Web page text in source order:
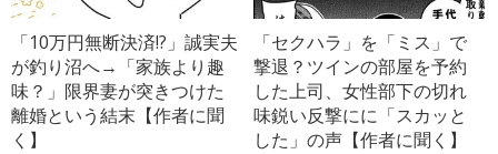
「10万円無断決済!?」誠実夫
が釣り沼へ→「家族より趣
味？」限界妻が突きつけた
離婚という結末【作者に聞
く】
「セクハラ」を「ミス」で
撃退？ツインの部屋を予約
した上司、女性部下の切れ
味鋭い反撃にに「スカッと
した」の声【作者に聞く】